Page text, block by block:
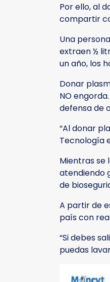
Por ello, al
compartir
Una
extraen ½
un año, los
Donar
NO
defensa de
“Al donar
Tecnología
Mientras se
atendiendo
de
A partir de
país con
“Si debes
puedas